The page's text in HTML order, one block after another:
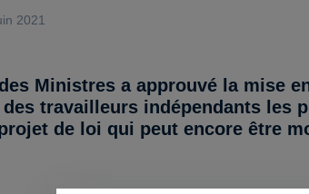
2021
Ministres a approuvé la mise
travailleurs indépendants les
de loi qui peut encore être